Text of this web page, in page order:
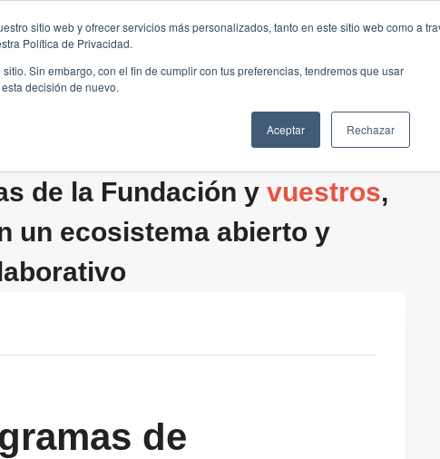
sitio web y ofrecer servicios más personalizados, tanto en este sitio web como a
Política de Privacidad.
Sin embargo, con el fin de cumplir con tus preferencias, tendremos que usar
decisión de nuevo.
Aceptar Rechazar
LONGEVIDAD
de la Fundación y vuestros,
un ecosistema abierto y
de